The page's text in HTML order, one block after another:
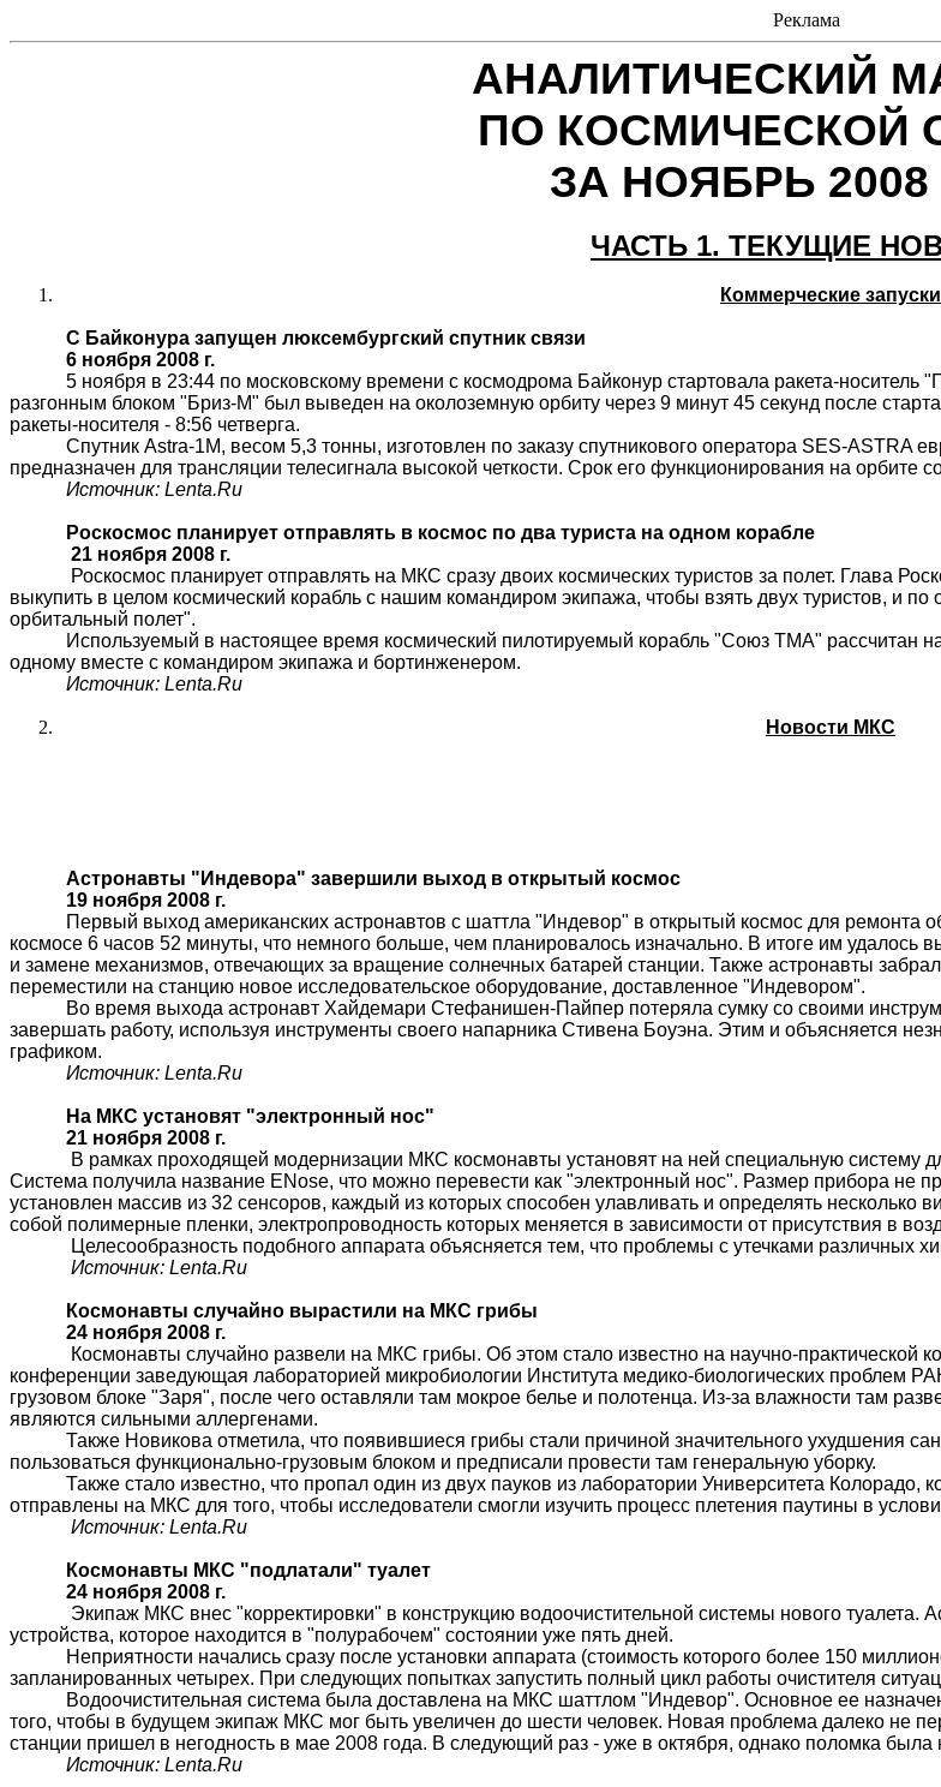
Реклама
АНАЛИТИЧЕСКИЙ
ПО КОСМИЧЕСКОЙ
ЗА НОЯБРЬ
ЧАСТЬ 1. ТЕКУЩИЕ
Коммерческие запуски
С Байконура запущен люксембургский спутник связи
6 ноября 2008 г.
5 ноября в 23:44 по московскому времени с космодрома Байконур стартовала ракета-носитель
разгонным блоком "Бриз-М" был выведен на околоземную орбиту через 9 минут 45 секунд после
ракеты-носителя - 8:56 четверга.
Спутник Astra-1M, весом 5,3 тонны, изготовлен по заказу спутникового оператора SES-ASTRA
предназначен для трансляции телесигнала высокой четкости. Срок его функционирования на орбите
Источник:Lenta.Ru
Роскосмос планирует отправлять в космос по два туриста на одном корабле
21 ноября 2008 г.
Роскосмос планирует отправлять на МКС сразу двоих космических туристов за полет. Глава
выкупить в целом космический корабль с нашим командиром экипажа, чтобы взять двух туристов, и по
орбитальный полет".
Используемый в настоящее время космический пилотируемый корабль "Союз ТМА" рассчитан
одному вместе с командиром экипажа и бортинженером.
Источник:Lenta.Ru
Новости МКС
Астронавты " Индевора" завершили выход в открытый космос
19 ноября 2008 г.
Первый выход американских астронавтов с шаттла "Индевор" в открытый космос для ремонта
космосе 6 часов 52 минуты, что немного больше, чем планировалось изначально. В итоге им удалось
и замене механизмов, отвечающих за вращение солнечных батарей станции. Также астронавты
переместили на станцию новое исследовательское оборудование, доставленное "Индевором".
Во время выхода астронавт Хайдемари Стефанишен-Пайпер потеряла сумку со своими
завершать работу, используя инструменты своего напарника Стивена Боуэна. Этим и объясняется
графиком.
Источник:Lenta.Ru
На МКС установят "электронный нос"
21 ноября 2008 г.
В рамках проходящей модернизации МКС космонавты установят на ней специальную систему
Система получила название ENose, что можно перевести как "электронный нос". Размер прибора не
установлен массив из 32 сенсоров, каждый из которых способен улавливать и определять несколько
собой полимерные пленки, электропроводность которых меняется в зависимости от присутствия в
Целесообразность подобного аппарата объясняется тем, что проблемы с утечками различных
Источник:Lenta.Ru
Космонавты случайно вырастили на МКС грибы
24 ноября 2008 г.
Космонавты случайно развели на МКС грибы. Об этом стало известно на научно-
конференции заведующая лабораторией микробиологии Института медико-биологических проблем
грузовом блоке "Заря", после чего оставляли там мокрое белье и полотенца. Из-за влажности там
являются сильными аллергенами.
Также Новикова отметила, что появившиеся грибы стали причиной значительного ухудшения
пользоваться функционально-грузовым блоком и предписали провести там генеральную уборку.
Также стало известно, что пропал один из двух пауков из лаборатории Университета
отправлены на МКС для того, чтобы исследователи смогли изучить процесс плетения паутины в
Источник:Lenta.Ru
Космонавты МКС "подлатали" туалет
24 ноября 2008 г.
Экипаж МКС внес "корректировки" в конструкцию водоочистительной системы нового туалета.
устройства, которое находится в "полурабочем" состоянии уже пять дней.
Неприятности начались сразу после установки аппарата (стоимость которого более 150
запланированных четырех. При следующих попытках запустить полный цикл работы очистителя
Водоочистительная система была доставлена на МКС шаттлом "Индевор". Основное ее
того, чтобы в будущем экипаж МКС мог быть увеличен до шести человек. Новая проблема далеко не
станции пришел в негодность в мае 2008 года. В следующий раз - уже в октября, однако поломка была
Источник:Lenta.Ru